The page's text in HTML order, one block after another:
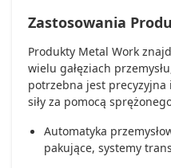
Zastosowania
Produkty Metal Work
wielu gałęziach
potrzebna jest
siły za pomocą
Automatyka
pakujące, systemy